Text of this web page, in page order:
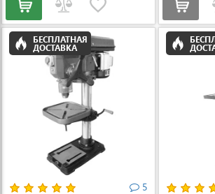
БЕСПЛАТНАЯ
ДОСТАВКА
5